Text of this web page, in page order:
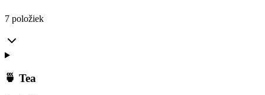
7 položiek
🍵 Tea